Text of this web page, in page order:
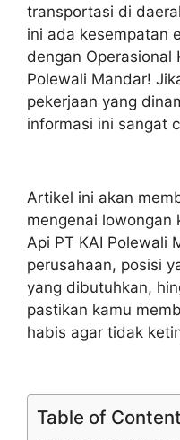
transportasi di
ini ada kesempatan
dengan Operasional
Polewali Mandar!
pekerjaan yang
informasi ini sangat
Artikel ini akan
mengenai lowongan
Api PT KAI Polewali
perusahaan, posisi
yang dibutuhkan,
pastikan kamu
habis agar tidak
Table of